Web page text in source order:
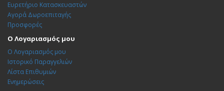
Ευρετήριο Κατασκευαστών
Αγορά Δωροεπιταγής
Προσφορές
Ο Λογαριασμός μου
Ο Λογαριασμός μου
Ιστορικό Παραγγελιών
Λίστα Επιθυμιών
Ενημερώσεις